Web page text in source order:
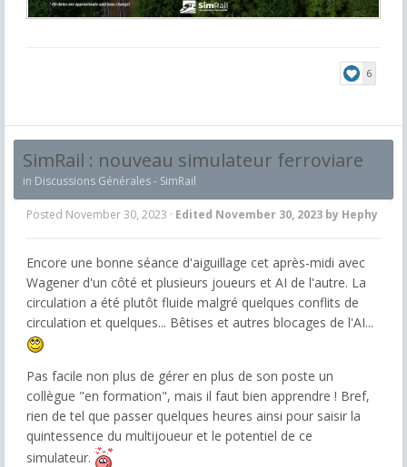
6
SimRail : nouveau simulateur ferroviare
in Discussions Générales - SimRail
Posted November 30, 2023 · Edited November 30, 2023 by Hephy
Encore une bonne séance d'aiguillage cet après-midi avec
Wagener d'un côté et plusieurs joueurs et AI de l'autre. La
circulation a été plutôt fluide malgré quelques conflits de
circulation et quelques... Bêtises et autres blocages de l'AI...
Pas facile non plus de gérer en plus de son poste un
collègue "en formation", mais il faut bien apprendre ! Bref,
rien de tel que passer quelques heures ainsi pour saisir la
quintessence du multijoueur et le potentiel de ce
simulateur.